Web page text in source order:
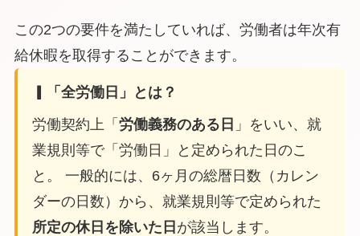
この2つの要件を満たしていれば、労働者は年次有
給休暇を取得することができます。
▎「全労働日」とは？
労働契約上「 労働義務のある日 」をいい、就
業規則等で「労働日」と定められた日のこ
と。 一般的には、6ヶ月の総暦日数（カレン
ダーの日数）から、就業規則等で定められた
所定の休日を除いた日 が該当します。